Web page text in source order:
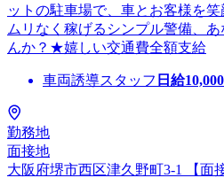
ットの駐車場で、車とお客様を
ムリなく稼げるシンプル警備、
んか？★嬉しい交通費全額支給
車両誘導スタッフ 日給10,000
勤務地
面接地
大阪府堺市西区津久野町3-1 【面